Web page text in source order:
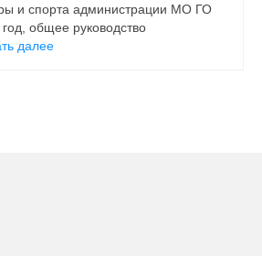
и спорта администрации МО ГО
общее руководство
далее